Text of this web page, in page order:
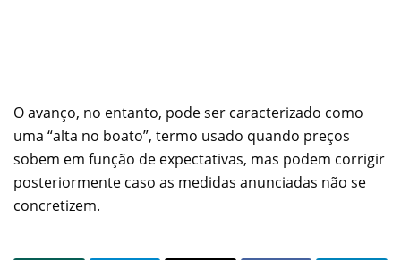
O avanço, no entanto, pode ser caracterizado como
uma “alta no boato”, termo usado quando preços
sobem em função de expectativas, mas podem corrigir
posteriormente caso as medidas anunciadas não se
concretizem.